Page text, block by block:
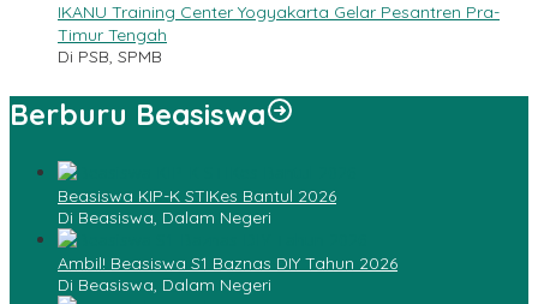
IKANU Training Center Yogyakarta Gelar Pesantren Pra-
Timur Tengah
Di PSB, SPMB
Berburu Beasiswa
Beasiswa KIP-K STIKes Bantul 2026
Di Beasiswa, Dalam Negeri
Ambil! Beasiswa S1 Baznas DIY Tahun 2026
Di Beasiswa, Dalam Negeri